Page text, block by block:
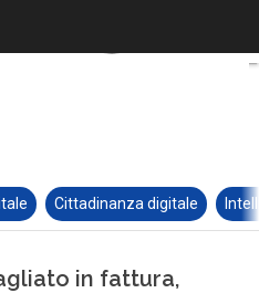
Cittadinanza digitale
in fattura,